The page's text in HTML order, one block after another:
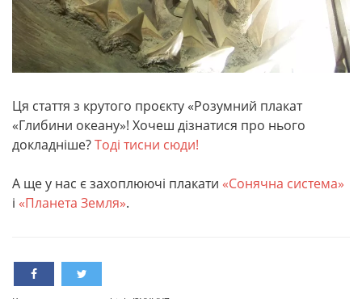
Ця стаття з крутого проєкту «Розумний плакат
«Глибини океану»! Хочеш дізнатися про нього
докладніше?Тоді тисни сюди!
А ще у нас є захоплюючі плакати «Сонячна система»
і «Планета Земля».